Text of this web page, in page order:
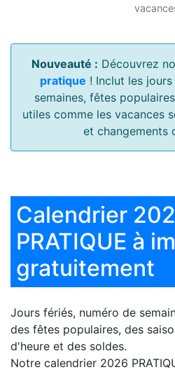
Nouveauté : Découvrez
pratique ! Inclut les
semaines, fêtes
utiles comme les vacances
et changements
Calendrier
PRATIQUE à
gratuitement
Jours fériés, numéro de
des fêtes populaires, des
d'heure et des soldes.
Notre calendrier 2026